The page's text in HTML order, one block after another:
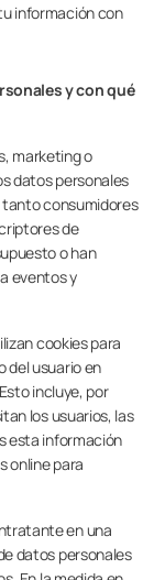
información con
y con qué
marketing o
datos personales
consumidores
de
o han
eventos y
cookies para
del usuario en
incluye, por
los usuarios, las
esta información
online para
en una
datos personales